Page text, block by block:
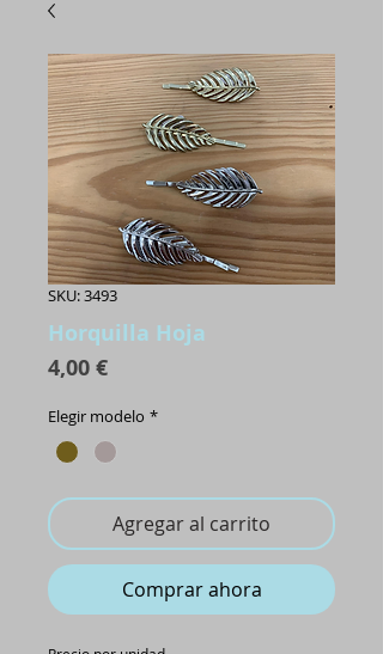
SKU: 3493
Horquilla Hoja
4,00 €Precio
Elegir modelo *
Agregar al carrito
Comprar ahora